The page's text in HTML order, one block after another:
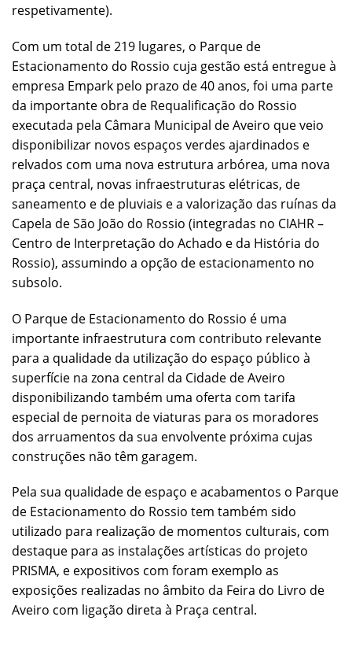
respetivamente).
Com um total de 219 lugares, o Parque de
Estacionamento do Rossio cuja gestão está entregue à
empresa Empark pelo prazo de 40 anos, foi uma parte
da importante obra de Requalificação do Rossio
executada pela Câmara Municipal de Aveiro que veio
disponibilizar novos espaços verdes ajardinados e
relvados com uma nova estrutura arbórea, uma nova
praça central, novas infraestruturas elétricas, de
saneamento e de pluviais e a valorização das ruínas da
Capela de São João do Rossio (integradas no CIAHR –
Centro de Interpretação do Achado e da História do
Rossio), assumindo a opção de estacionamento no
subsolo.
O Parque de Estacionamento do Rossio é uma
importante infraestrutura com contributo relevante
para a qualidade da utilização do espaço público à
superfície na zona central da Cidade de Aveiro
disponibilizando também uma oferta com tarifa
especial de pernoita de viaturas para os moradores
dos arruamentos da sua envolvente próxima cujas
construções não têm garagem.
Pela sua qualidade de espaço e acabamentos o Parque
de Estacionamento do Rossio tem também sido
utilizado para realização de momentos culturais, com
destaque para as instalações artísticas do projeto
PRISMA, e expositivos com foram exemplo as
exposições realizadas no âmbito da Feira do Livro de
Aveiro com ligação direta à Praça central.